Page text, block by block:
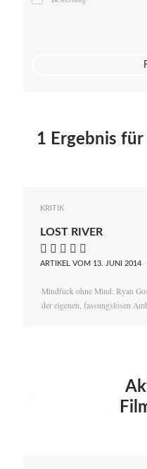
Mato von Vogelstein
1 Ergebnis für
KRITIK
LOST RIVER
    
ARTIKEL VOM 13. JUNI 2014
Mindfuck ohne Mind: Ryan
der eigenen, fassungslosen